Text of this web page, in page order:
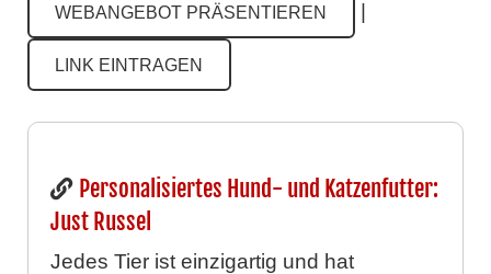
WEBANGEBOT PRÄSENTIEREN
LINK EINTRAGEN
Personalisiertes Hund- und Katzenfutter:
Just Russel
Jedes Tier ist einzigartig und hat